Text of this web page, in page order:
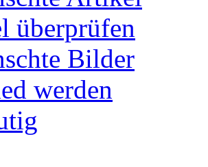
überprüfen
Bilder
werden